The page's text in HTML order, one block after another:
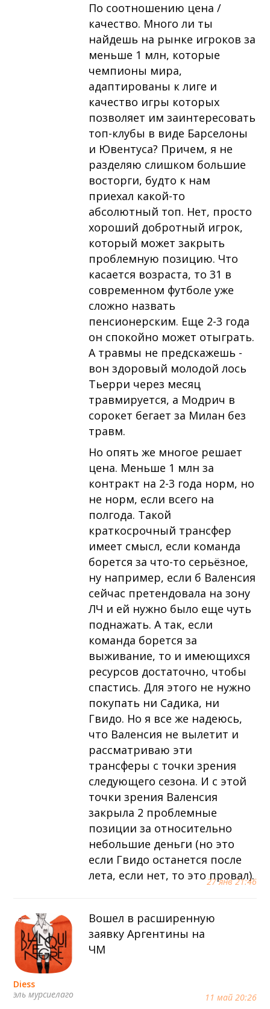
27 янв 21:46
По соотношению цена /
качество. Много ли ты
найдешь на рынке игроков за
меньше 1 млн, которые
чемпионы мира,
адаптированы к лиге и
качество игры которых
позволяет им заинтересовать
топ-клубы в виде Барселоны
и Ювентуса? Причем, я не
разделяю слишком большие
восторги, будто к нам
приехал какой-то
абсолютный топ. Нет, просто
хороший добротный игрок,
который может закрыть
проблемную позицию. Что
касается возраста, то 31 в
современном футболе уже
сложно назвать
пенсионерским. Еще 2-3 года
он спокойно может отыграть.
А травмы не предскажешь -
вон здоровый молодой лось
Тьерри через месяц
травмируется, а Модрич в
сорокет бегает за Милан без
травм.
Но опять же многое решает
цена. Меньше 1 млн за
контракт на 2-3 года норм, но
не норм, если всего на
полгода. Такой
краткосрочный трансфер
имеет смысл, если команда
борется за что-то серьёзное,
ну например, если б Валенсия
сейчас претендовала на зону
ЛЧ и ей нужно было еще чуть
поднажать. А так, если
команда борется за
выживание, то и имеющихся
ресурсов достаточно, чтобы
спастись. Для этого не нужно
покупать ни Садика, ни
Гвидо. Но я все же надеюсь,
что Валенсия не вылетит и
рассматриваю эти
трансферы с точки зрения
следующего сезона. И с этой
точки зрения Валенсия
закрыла 2 проблемные
позиции за относительно
небольшие деньги (но это
если Гвидо останется после
лета, если нет, то это провал).
Diess
эль мурсиелаго
11 май 20:26
Вошел в расширенную
заявку Аргентины на
ЧМ